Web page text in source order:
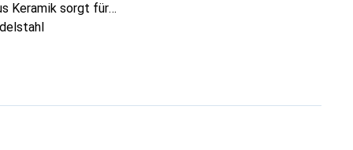
Keramik sorgt für
und die